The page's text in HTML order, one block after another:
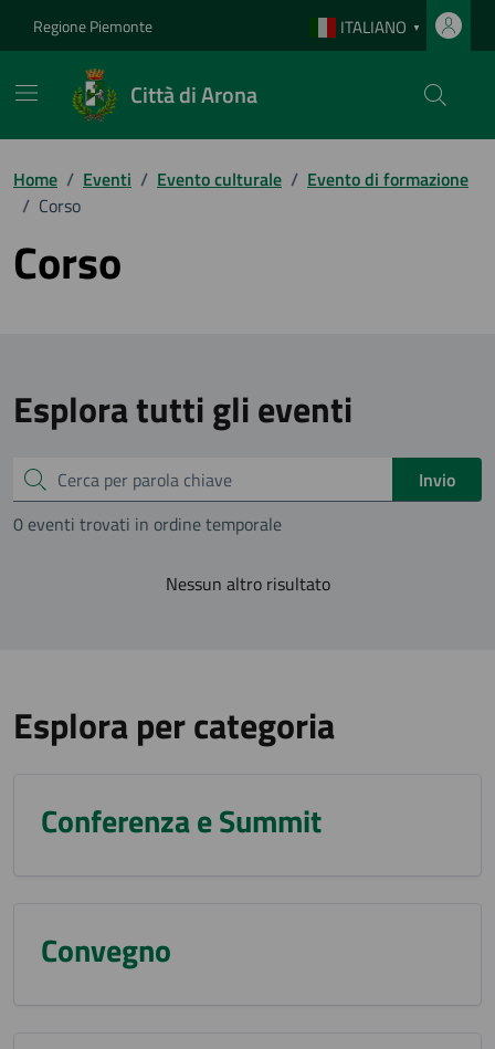
Regione Piemonte ITALIANO ▼
Città di Arona
Home / Eventi / Evento culturale / Evento di formazione
/ Corso
Corso
Esplora tutti gli eventi
Cerca
Invio
0 eventi trovati in ordine temporale
Nessun altro risultato
Esplora per categoria
Conferenza e Summit
Convegno